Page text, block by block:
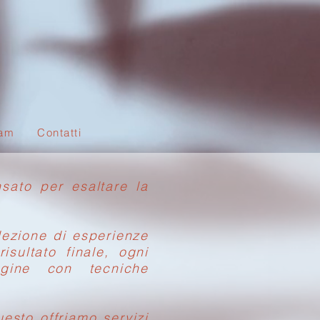
Contatti
per esaltare la
di esperienze
finale, ogni
con tecniche